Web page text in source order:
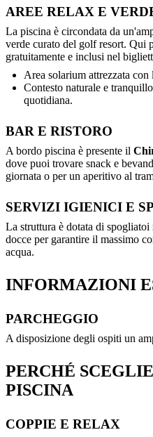
AREE RELAX E
La piscina è circondata da
verde curato del golf resort. Qui
gratuitamente e inclusi nel
Area solarium attrezzata
Contesto naturale e
quotidiana.
BAR E RISTORO
A bordo piscina è presente il
dove puoi trovare snack e
giornata o per un aperitivo al
SERVIZI IGIENICI E
La struttura è dotata di
docce per garantire il massimo
acqua.
INFORMAZIONI
PARCHEGGIO
A disposizione degli ospiti un
PERCHÉ
PISCINA
COPPIE E RELAX